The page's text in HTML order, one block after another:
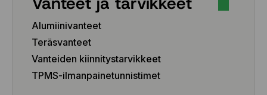
Alumiinivanteet
Teräsvanteet
Vanteiden kiinnitystarvikkeet
TPMS-ilmanpainetunnistimet